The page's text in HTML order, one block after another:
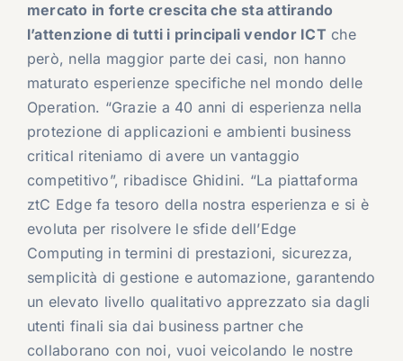
mercato in forte crescita che sta attirando
l’attenzione di tutti i principali vendor ICT che
però, nella maggior parte dei casi, non hanno
maturato esperienze specifiche nel mondo delle
Operation. “Grazie a 40 anni di esperienza nella
protezione di applicazioni e ambienti business
critical riteniamo di avere un vantaggio
competitivo”, ribadisce Ghidini. “La piattaforma
ztC Edge fa tesoro della nostra esperienza e si è
evoluta per risolvere le sfide dell’Edge
Computing in termini di prestazioni, sicurezza,
semplicità di gestione e automazione, garantendo
un elevato livello qualitativo apprezzato sia dagli
utenti finali sia dai business partner che
collaborano con noi, vuoi veicolando le nostre